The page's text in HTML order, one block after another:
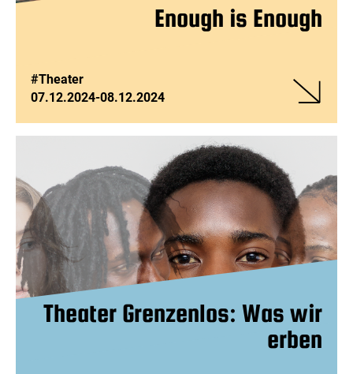
Enough is Enough
#Theater
07.12.2024-08.12.2024
Enough
Enough
Theater Grenzenlos: Was wir
erben